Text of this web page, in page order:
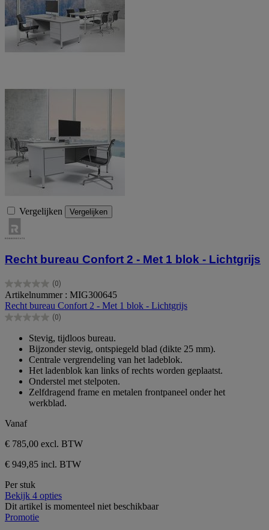
Vergelijken Vergelijken
Recht bureau Confort 2 - Met 1 blok - Lichtgrijs
(0)
0.0
van
de
5
Artikelnummer : MIG300645
Recht bureau Confort 2 - Met 1 blok - Lichtgrijs
(0)
0.0
sterren.
Stevig, tijdloos bureau.
Bijzonder stevig, ontspiegeld blad (dikte 25 mm).
Centrale vergrendeling van het ladeblok.
Het ladenblok kan links of rechts worden geplaatst.
Onderstel met stelpoten.
Zelfdragend frame en metalen frontpaneel onder het
werkblad.
Vanaf
€ 785,00 excl. BTW
€ 949,85 incl. BTW
Per stuk
Bekijk 4 opties
Dit artikel is momenteel niet beschikbaar
Promotie